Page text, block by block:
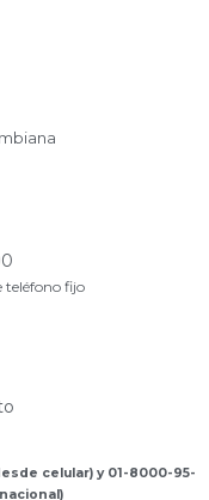
teléfono fijo
celular) y 01-8000-95-